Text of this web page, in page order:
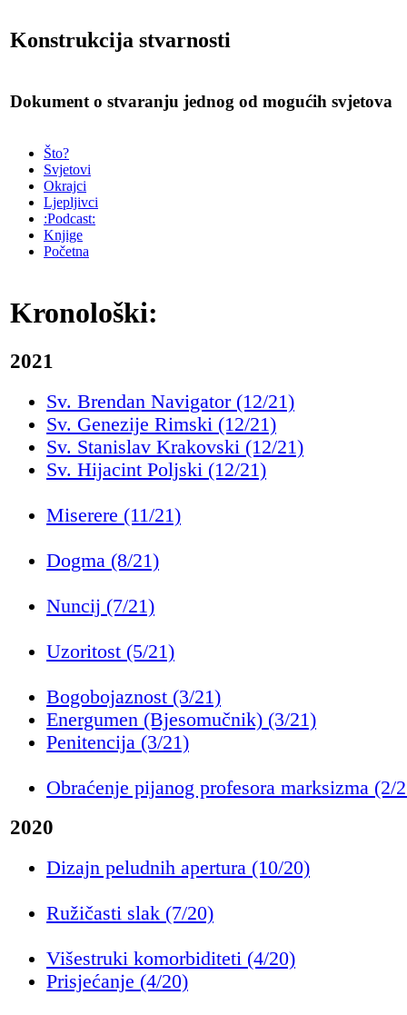
Konstrukcija stvarnosti
Dokument o stvaranju jednog od mogućih svjetova
Što?
Svjetovi
Okrajci
Ljepljivci
:Podcast:
Knjige
Početna
Kronološki:
2021
Sv. Brendan Navigator (12/21)
Sv. Genezije Rimski (12/21)
Sv. Stanislav Krakovski (12/21)
Sv. Hijacint Poljski (12/21)
Miserere (11/21)
Dogma (8/21)
Nuncij (7/21)
Uzoritost (5/21)
Bogobojaznost (3/21)
Energumen (Bjesomučnik) (3/21)
Penitencija (3/21)
Obraćenje pijanog profesora marksizma (2/
2020
Dizajn peludnih apertura (10/20)
Ružičasti slak (7/20)
Višestruki komorbiditeti (4/20)
Prisjećanje (4/20)